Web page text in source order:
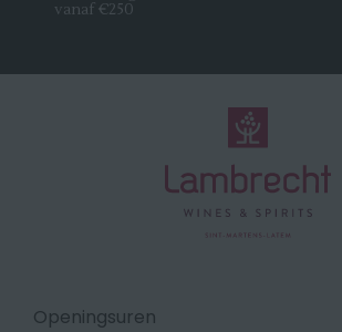
vanaf €250
Openingsuren